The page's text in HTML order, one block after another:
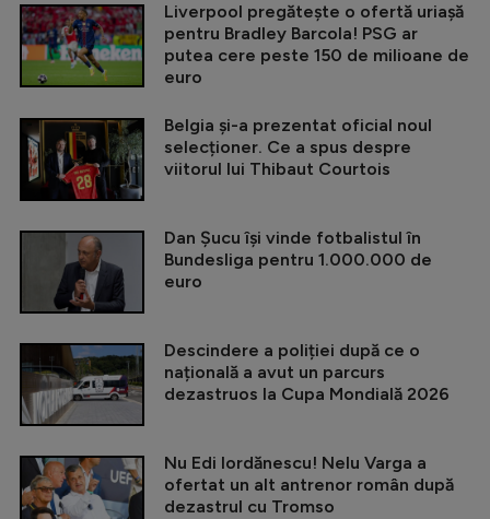
Liverpool pregătește o ofertă uriașă
pentru Bradley Barcola! PSG ar
putea cere peste 150 de milioane de
euro
Belgia și-a prezentat oficial noul
selecționer. Ce a spus despre
viitorul lui Thibaut Courtois
Dan Șucu își vinde fotbalistul în
Bundesliga pentru 1.000.000 de
euro
Descindere a poliției după ce o
națională a avut un parcurs
dezastruos la Cupa Mondială 2026
Nu Edi Iordănescu! Nelu Varga a
ofertat un alt antrenor român după
dezastrul cu Tromso